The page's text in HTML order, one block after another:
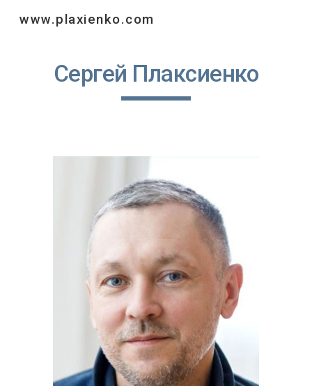
Skip to main content
www.plaxienko.com
Сергей Плаксиенко